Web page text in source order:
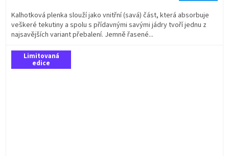
Kalhotková plenka slouží jako vnitřní (savá) část, která absorbuje
veškeré tekutiny a spolu s přídavnými savými jádry tvoří jednu z
najsavějších variant přebalení. Jemně řasené...
Limitovaná
edice